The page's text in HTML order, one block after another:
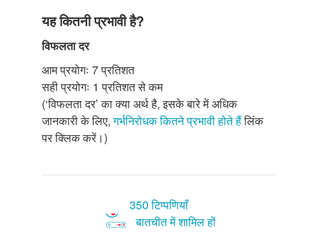
यह कितनी प्रभावी है?
विफलता दर
आम प्रयोगः 7 प्रतिशत
सही प्रयोगः 1 प्रतिशत से कम
(‘विफलता दर’ का क्या अर्थ है, इसके बारे में अधिक
जानकारी के लिए,गर्भनिरोधक कितने प्रभावी होते हैंलिंक
पर क्लिक करें।)
350 टिप्पणियाँ
बातचीत में शामिल हों